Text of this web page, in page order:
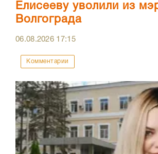
Елисееву уволили из
Волгограда
06.08.2026 17:15
Комментарии